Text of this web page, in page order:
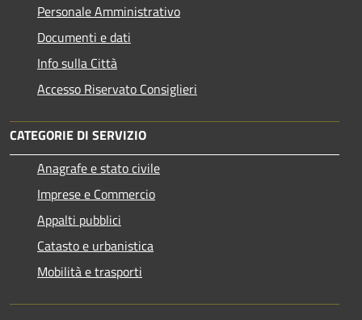
Personale Amministrativo
Documenti e dati
Info sulla Città
Accesso Riservato Consiglieri
CATEGORIE DI SERVIZIO
Anagrafe e stato civile
Imprese e Commercio
Appalti pubblici
Catasto e urbanistica
Mobilità e trasporti